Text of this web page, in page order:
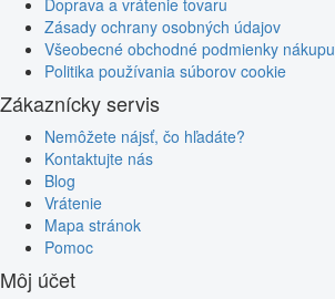
Zásady ochrany osobných údajov
Všeobecné obchodné podmienky nákupu
Politika používania súborov cookie
Zákaznícky servis
Nemôžete nájsť, čo hľadáte?
Kontaktujte nás
Blog
Vrátenie
Mapa stránok
Pomoc
Môj účet